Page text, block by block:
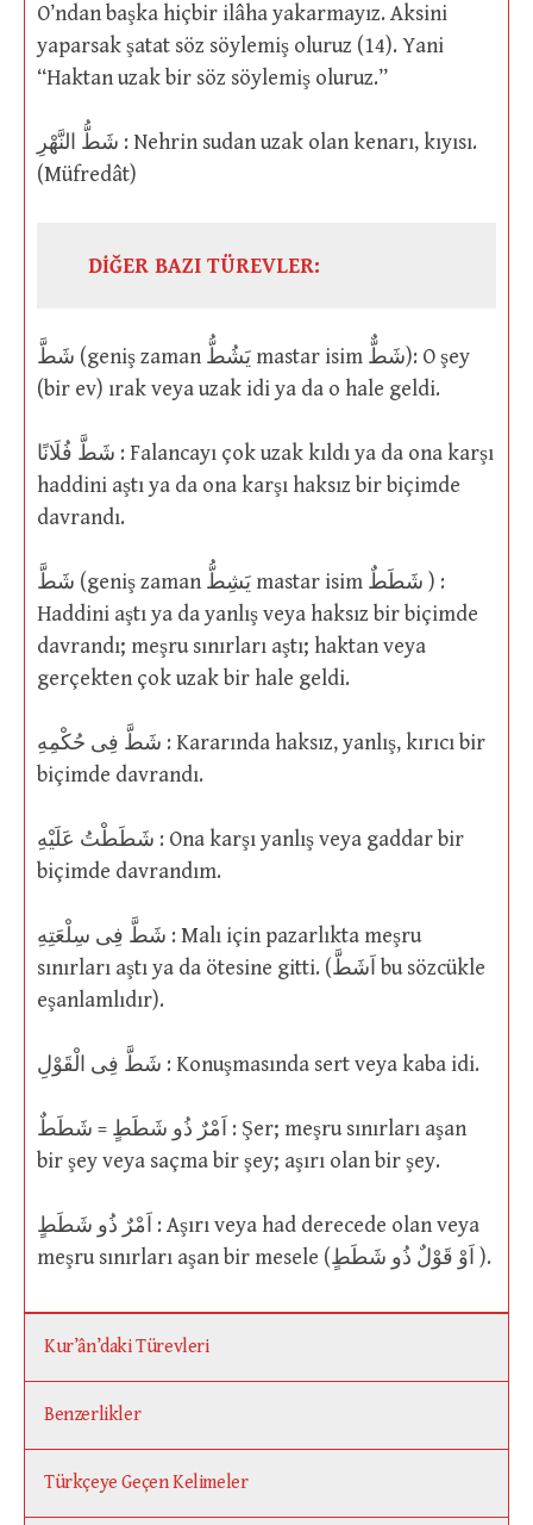
O’ndan başka hiçbir ilâha yakarmayız. Aksini
yaparsak şatat söz söylemiş oluruz (14). Yani
“Haktan uzak bir söz söylemiş oluruz.”
شَطُّ النَّهْرِ : Nehrin sudan uzak olan kenarı, kıyısı.
(Müfredât)
DİĞER BAZI TÜREVLER:
شَطَّ (geniş zaman يَشُطُّ mastar isim شَطٌّ): O şey
(bir ev) ırak veya uzak idi ya da o hale geldi.
شَطَّ فُلَانًا : Falancayı çok uzak kıldı ya da ona karşı
haddini aştı ya da ona karşı haksız bir biçimde
davrandı.
شَطَّ (geniş zaman يَشِطُّ mastar isim شَطَطٌ ) :
Haddini aştı ya da yanlış veya haksız bir biçimde
davrandı; meşru sınırları aştı; haktan veya
gerçekten çok uzak bir hale geldi.
شَطَّ فِى حُكْمِهِ : Kararında haksız, yanlış, kırıcı bir
biçimde davrandı.
شَطَطْتُ عَلَيْهِ : Ona karşı yanlış veya gaddar bir
biçimde davrandım.
شَطَّ فِى سِلْعَتِهِ : Malı için pazarlıkta meşru
sınırları aştı ya da ötesine gitti. (اَشَطَّ bu sözcükle
eşanlamlıdır).
شَطَّ فِى الْقَوْلِ : Konuşmasında sert veya kaba idi.
اَمْرٌ ذُو شَطَطٍ = شَطَطٌ : Şer; meşru sınırları aşan
bir şey veya saçma bir şey; aşırı olan bir şey.
اَمْرٌ ذُو شَطَطٍ : Aşırı veya had derecede olan veya
meşru sınırları aşan bir mesele (اَوْ قَوْلٌ ذُو شَطَطٍ ).
Kur’ân’daki Türevleri
Benzerlikler
Türkçeye Geçen Kelimeler